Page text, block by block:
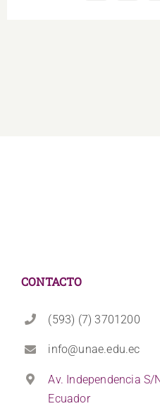
CONTACTO
(593) (7) 3701200
info@unae.edu.ec
Av. Independencia S/
Ecuador